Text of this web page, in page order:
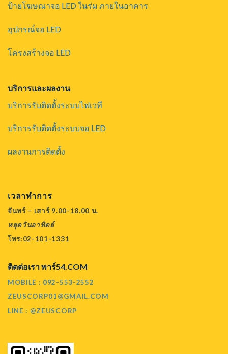
ป้ายโฆษณาจอ LED ในร่ม ภายในอาคาร
อุปกรณ์จอ LED
โครงสร้างจอ LED
บริการและผลงาน
บริการรับติดตั้งระบบไฟเวที
บริการรับติดตั้งระบบจอ LED
ผลงานการติดตั้ง
เวลาทำการ
จันทร์ – เสาร์ 9.00-18.00 น.
หยุดวันอาทิตย์
โทร:02-101-1331
ติดต่อเรา พาร์54.COM
MOBILE : 092-553-2552
ZEUSCORP01@GMAIL.COM
LINE : @ZEUSCORP